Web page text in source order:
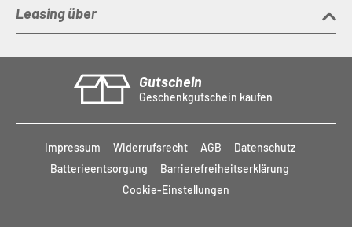
Leasing über
Gutschein
Geschenkgutschein kaufen
Impressum Widerrufsrecht AGB
Datenschutz
Batterieentsorgung
Barrierefreiheitserklärung
Cookie-Einstellungen